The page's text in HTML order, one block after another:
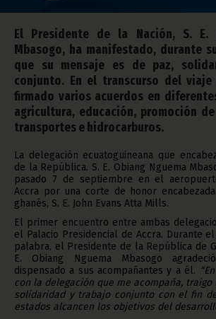
El Presidente de la Nación, S. E.
Mbasogo, ha manifestado, durante
que su mensaje es de paz,
conjunto. En el transcurso del viaje
firmado varios acuerdos en
agricultura, educación, promoción
transportes e hidrocarburos.
La delegación ecuatoguineana que
de la República. S. E. Obiang Nguema
pasado 7 de septiembre en el
Accra por una corte de honor
ghanés, S. E. John Evans Atta Mills.
El primer encuentro entre ambas
el Palacio Presidencial de Accra. Durante
palabra, el Presidente de la República de
E. Obiang Nguema Mbasogo
dispensado a sus acompañantes y a él.
con la delegación que me acompaña, traigo
solidaridad y trabajo conjunto con el fin
estados alcancen los objetivos del